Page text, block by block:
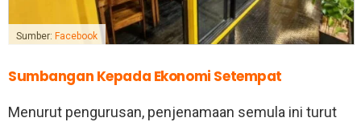
Sumber: Facebook
Sumbangan Kepada Ekonomi Setempat
Menurut pengurusan, penjenamaan semula ini turut